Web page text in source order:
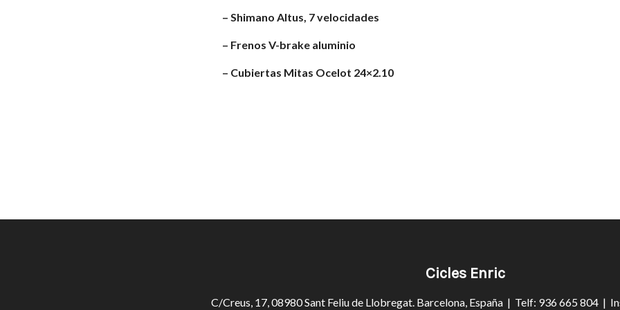
– Shimano Altus, 7 velocidades
– Frenos V-brake aluminio
– Cubiertas Mitas Ocelot 24×2.10
Cicles Enric
C/Creus, 17, 08980 Sant Feliu de Llobregat. Barcelona, España | Telf: 936 665 804 |